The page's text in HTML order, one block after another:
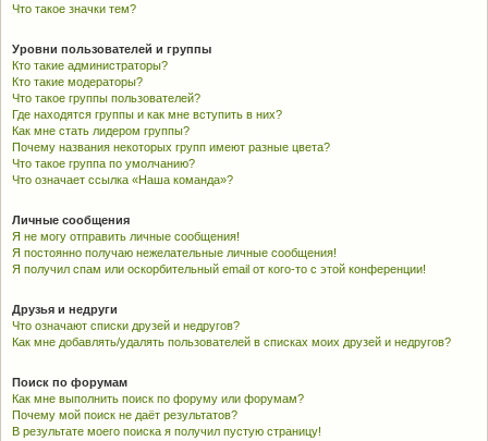
Что такое значки тем?
Уровни пользователей и группы
Кто такие администраторы?
Кто такие модераторы?
Что такое группы пользователей?
Где находятся группы и как мне вступить в них?
Как мне стать лидером группы?
Почему названия некоторых групп имеют разные цвета?
Что такое группа по умолчанию?
Что означает ссылка «Наша команда»?
Личные сообщения
Я не могу отправить личные сообщения!
Я постоянно получаю нежелательные личные сообщения!
Я получил спам или оскорбительный email от кого-то с этой конференции!
Друзья и недруги
Что означают списки друзей и недругов?
Как мне добавлять/удалять пользователей в списках моих друзей и недругов?
Поиск по форумам
Как мне выполнить поиск по форуму или форумам?
Почему мой поиск не даёт результатов?
В результате моего поиска я получил пустую страницу!